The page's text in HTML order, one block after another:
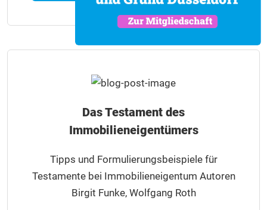
Das Testament des
Immobilieneigentümers
Tipps und Formulierungsbeispiele für
Testamente bei Immobilieneigentum Autoren
Birgit Funke, Wolfgang Roth